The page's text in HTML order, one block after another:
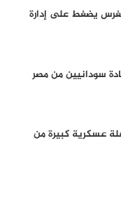
يضغط على إدارة
عسكرية كبيرة من